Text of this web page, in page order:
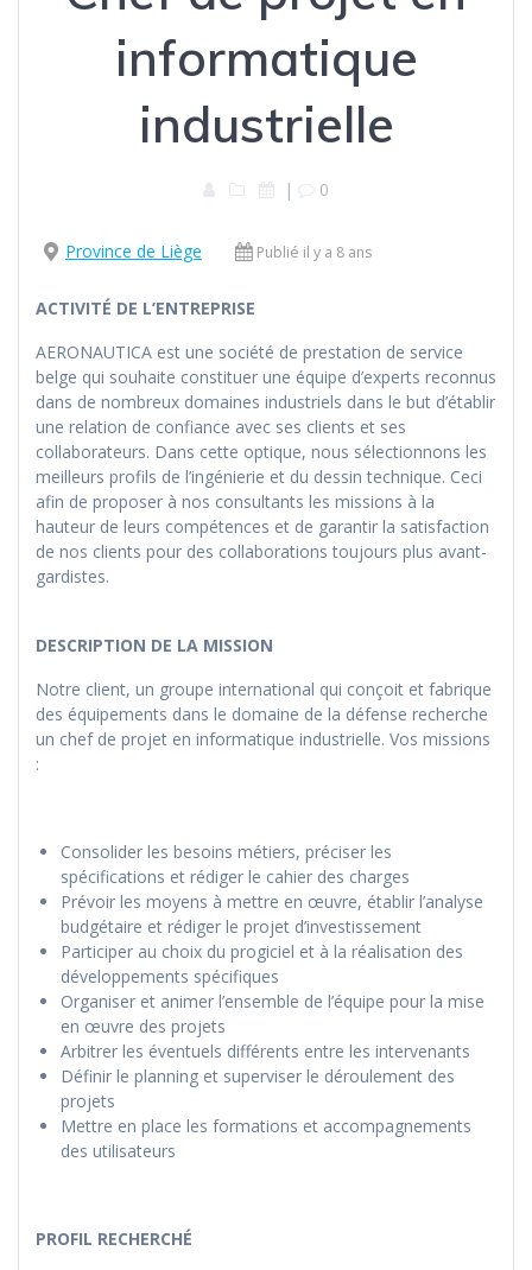
informatique
industrielle
| 0
Province de Liège Publié il y a 8 ans
ACTIVITÉ DE L’ENTREPRISE
AERONAUTICA est une société de prestation de service
belge qui souhaite constituer une équipe d’experts reconnus
dans de nombreux domaines industriels dans le but d’établir
une relation de confiance avec ses clients et ses
collaborateurs. Dans cette optique, nous sélectionnons les
meilleurs profils de l’ingénierie et du dessin technique. Ceci
afin de proposer à nos consultants les missions à la
hauteur de leurs compétences et de garantir la satisfaction
de nos clients pour des collaborations toujours plus avant-
gardistes.
DESCRIPTION DE LA MISSION
Notre client, un groupe international qui conçoit et fabrique
des équipements dans le domaine de la défense recherche
un chef de projet en informatique industrielle. Vos missions
:
Consolider les besoins métiers, préciser les
spécifications et rédiger le cahier des charges
Prévoir les moyens à mettre en œuvre, établir l’analyse
budgétaire et rédiger le projet d’investissement
Participer au choix du progiciel et à la réalisation des
développements spécifiques
Organiser et animer l’ensemble de l’équipe pour la mise
en œuvre des projets
Arbitrer les éventuels différents entre les intervenants
Définir le planning et superviser le déroulement des
projets
Mettre en place les formations et accompagnements
des utilisateurs
PROFIL RECHERCHÉ